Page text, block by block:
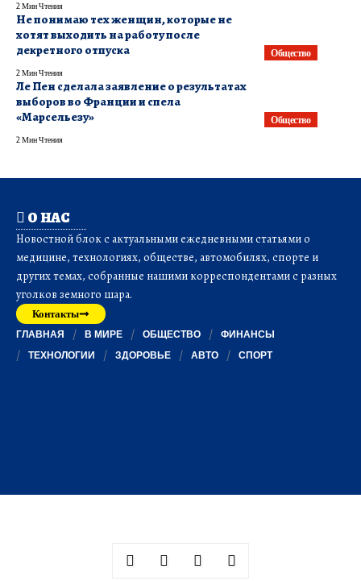
2 Мин Чтения
Общество
Не понимаю тех женщин, которые не
хотят выходить на работу после
декретного отпуска
2 Мин Чтения
Общество
Ле Пен сделала заявление о результатах
выборов во Франции и спела
«Марсельезу»
2 Мин Чтения
О НАС
Новостной блок с актуальными ежедневными статьями о
медицине, технологиях, обществе, автомобилях, спорте и
других темах, собранные нашими корреспондентами с разных
уголков земного шара.
Контакты
ГЛАВНАЯ В МИРЕ ОБЩЕСТВО
ФИНАНСЫ
ТЕХНОЛОГИИ
ЗДОРОВЬЕ АВТО СПОРТ